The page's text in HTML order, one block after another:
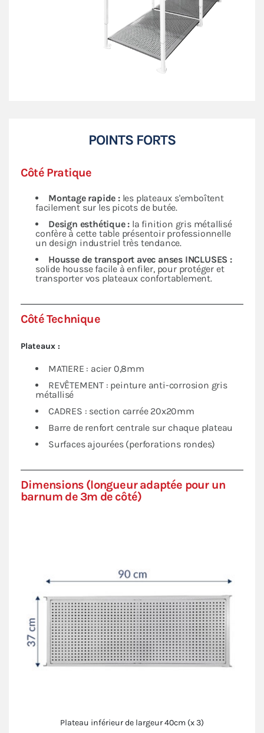
et esthétique contemporaine pour valoriser votre
Choisissez votre format et créez une configuration
Solution durable avec
avant le 23 septembre 2025.
jupes de comptoir-buvette.
POINTS FORTS
Côté Pratique
Montage rapide :les plateaux s'emboîtent
facilement sur les picots de butée.
Design esthétique : la finition gris métallisé
confère à cette table présentoir professionnelle
un design industriel très tendance.
Housse de transport avec anses INCLUSES :
solide housse facile à enfiler, pour protéger et
transporter vos plateaux confortablement.
Côté Technique
Plateaux :
MATIERE : acier 0,8mm
REVÊTEMENT : peinture anti-corrosion gris
métallisé
CADRES : section carrée 20x20mm
Barre de renfort centrale sur chaque plateau
Surfaces ajourées (perforations rondes)
Dimensions (longueur adaptée pour un
barnum de 3m de côté)
Plateau inférieur de largeur 40cm (x 3)